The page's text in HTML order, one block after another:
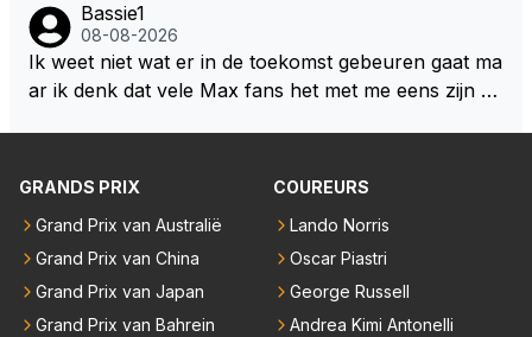
dat men vreest voor een brandstof tekort. Kennelijk
rijden de teams met tot op de liter afgemeten peut...
Bassie1
08-08-2026
Ik weet niet wat er in de toekomst gebeuren gaat ma
ar ik denk dat vele Max fans het met me eens zijn da
twings uur race samen in een team zouden zitten. D
oor elke langeafstands race.
GRANDS PRIX
Grand Prix van Australië
Grand Prix van China
Grand Prix van Japan
Grand Prix van Bahrein
COUREURS
Lando Norris
Oscar Piastri
George Russell
Andrea Kimi Antonelli